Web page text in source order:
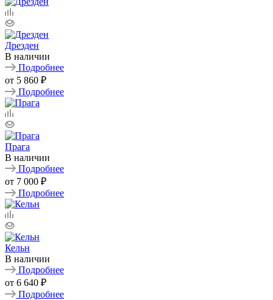
Дрезден
В наличии
Подробнее
от 5 860 ₽
Подробнее
Прага
В наличии
Подробнее
от 7 000 ₽
Подробнее
Кельн
В наличии
Подробнее
от 6 640 ₽
Подробнее